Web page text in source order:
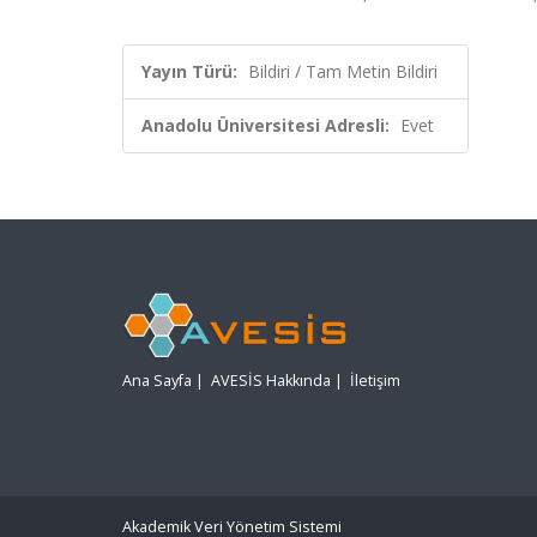
Yayın Türü: Bildiri / Tam Metin Bildiri
Anadolu Üniversitesi Adresli: Evet
Ana Sayfa | AVESİS Hakkında | İletişim
Akademik Veri Yönetim Sistemi